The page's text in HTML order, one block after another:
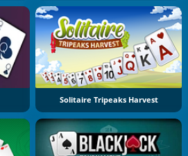
Solitaire Tripeaks Harvest